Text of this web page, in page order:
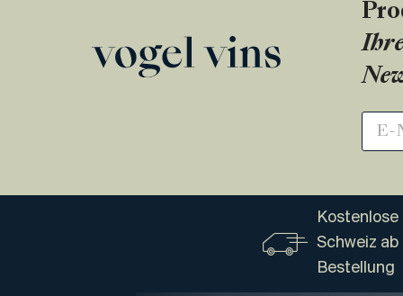
Schweiz
Bestellung